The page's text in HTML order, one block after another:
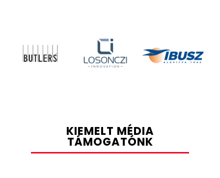
KIEMELT MÉDIA
TÁMOGATÓNK